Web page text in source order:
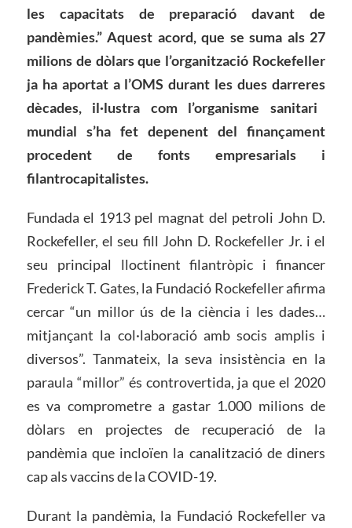
les capacitats de preparació davant de
pandèmies.” Aquest acord, que se suma als 27
milions de dòlars que l’organització Rockefeller
ja ha aportat a l’OMS durant les duesdarreres
dècades, il·lustra com l’organisme sanitari
mundial s’ha fet depenent del finançament
procedent de fonts empresarials i
filantrocapitalistes.
Fundada el 1913 pel magnat del petroli John D.
Rockefeller, el seu fill John D. Rockefeller Jr. i el
seu principal lloctinent filantròpic i financer
Frederick T. Gates, la Fundació Rockefeller afirma
cercar “un millor ús de la ciència i les dades…
mitjançant la col·laboració amb socis amplis i
diversos”. Tanmateix, la seva insistència en la
paraula “millor” és controvertida, ja que el 2020
es va comprometre a gastar 1.000 milions de
dòlars en projectes de recuperació de la
pandèmia que incloïen la canalització de diners
cap als vaccins de la COVID-19.
Durant la pandèmia, la Fundació Rockefeller va